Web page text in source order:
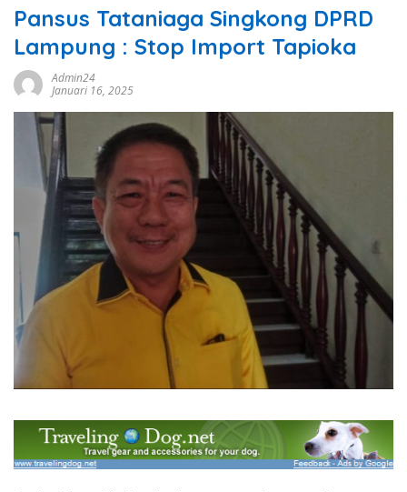
Pansus Tataniaga Singkong DPRD
Lampung : Stop Import Tapioka
Admin24
Januari 16, 2025